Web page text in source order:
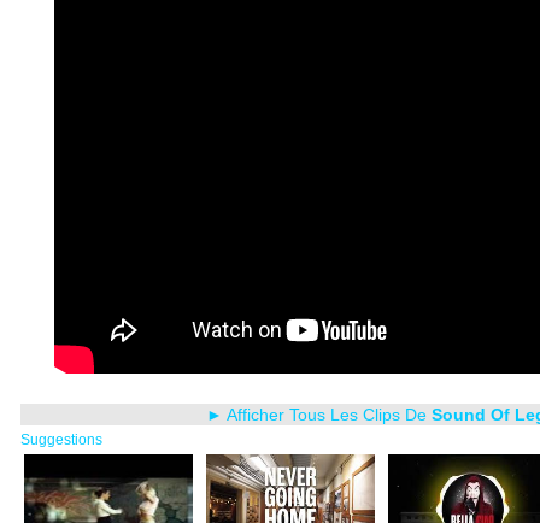
► Afficher Tous Les Clips De Sound Of
Suggestions